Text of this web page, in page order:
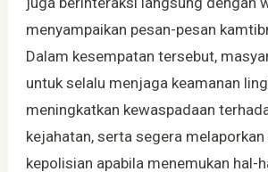
menyampaikan pesan-pesan
Dalam kesempatan tersebut,
untuk selalu menjaga keamanan
meningkatkan kewaspadaan
kejahatan, serta segera melaporkan
kepolisian apabila menemukan hal-